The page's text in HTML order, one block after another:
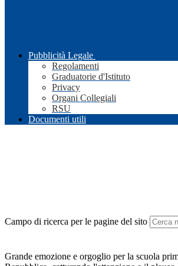
Pubblicità Legale
Regolamenti
Graduatorie d'Istituto
Privacy
Organi Collegiali
RSU
Documenti utili
Campo di ricerca per le pagine del sito
Grande emozione e orgoglio per la scuola